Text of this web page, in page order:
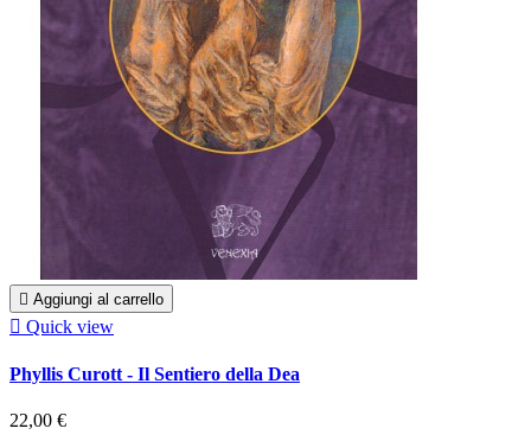
 Aggiungi al carrello
 Quick view
Phyllis Curott - Il Sentiero della Dea
22,00 €